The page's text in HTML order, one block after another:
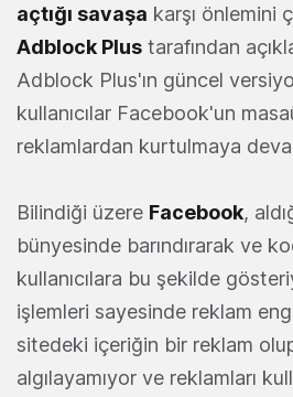
açtığı savaşa karşı önlemini
Adblock Plus tarafından
Adblock Plus'ın güncel
kullanıcılar Facebook'un
reklamlardan kurtulmaya
Bilindiği üzere Facebook,
bünyesinde barındırarak ve
kullanıcılara bu şekilde
işlemleri sayesinde reklam
sitedeki içeriğin bir reklam olup
algılayamıyor ve reklamları